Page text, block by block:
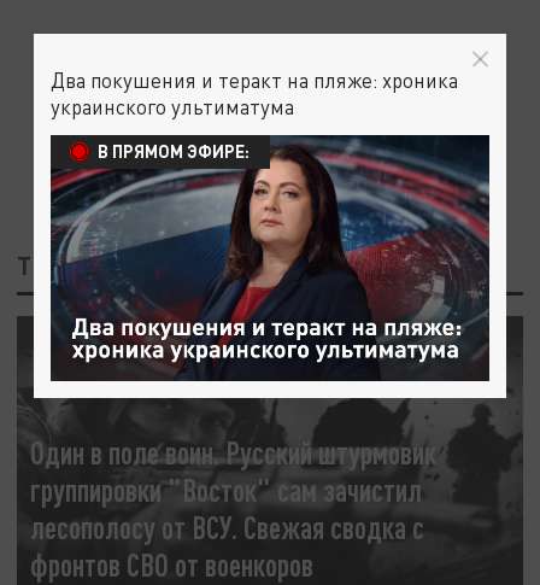
ТЕГ: ОДИН В ПОЛЕ ВОИН
Один в поле воин. Русский штурмовик
группировки "Восток" сам зачистил
лесополосу от ВСУ. Свежая сводка с
фронтов СВО от военкоров
СВОДКИ С ФРОНТА
Два покушения и теракт на пляже: хроника
украинского ультиматума
В ПРЯМОМ ЭФИРЕ: